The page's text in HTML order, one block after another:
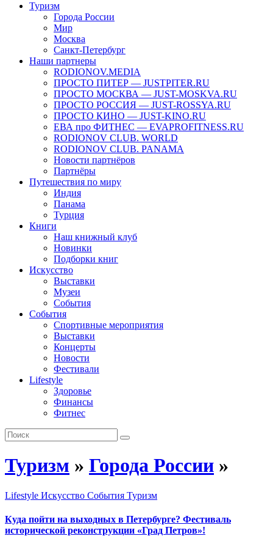
Туризм
Города России
Мир
Москва
Санкт-Петербург
Наши партнеры
RODIONOV.MEDIA
ПРОСТО ПИТЕР — JUSTPITER.RU
ПРОСТО МОСКВА — JUST-MOSKVA.RU
ПРОСТО РОССИЯ — JUST-ROSSYA.RU
ПРОСТО КИНО — JUST-KINO.RU
ЕВА про ФИТНЕС — EVAPROFITNESS.RU
RODIONOV CLUB. WORLD
RODIONOV CLUB. PANAMA
Новости партнёров
Партнёры
Путешествия по миру
Индия
Панама
Турция
Книги
Наш книжный клуб
Новинки
Подборки книг
Искусство
Выставки
Музеи
События
События
Спортивные мероприятия
Выставки
Концерты
Новости
Фестивали
Lifestyle
Здоровье
Финансы
Фитнес
Туризм » Города России »
Lifestyle Искусство События Туризм
Куда пойти на выходных в Петербурге? Фестиваль
исторической реконструкции «Град Петров»!